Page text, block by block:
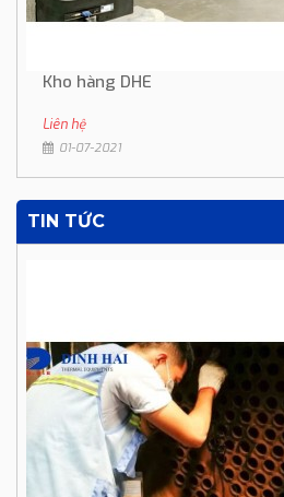
Kho hàng DHE
Liên hệ
01-07-2021
TIN TỨC